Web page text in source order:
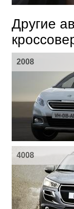
Другие
2008
4008